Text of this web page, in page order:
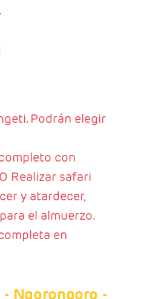
Podrán elegir
con
Realizar safari
y atardecer,
el almuerzo.
en
Ngorongoro -